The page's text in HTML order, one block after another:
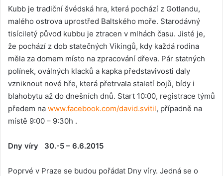
Kubb je tradiční švédská hra, která pochází z Gotlandu,
malého ostrova uprostřed Baltského moře. Starodávný
tisíciletý původ kubbu je ztracen v mlhách času. Jisté je,
že pochází z dob statečných Vikingů, kdy každá rodina
měla za domem místo na zpracování dřeva. Pár statných
polínek, oválných klacků a kapka představivosti daly
vzniknout nové hře, která přetrvala staletí bojů, bídy i
blahobytu až do dnešních dnů. Start 10:00, registrace týmů
předem na www.facebook.com/david.svitil, případně na
místě 9:00 – 9:30h .
Dny víry 30.-5 – 6.6.2015
Poprvé v Praze se budou pořádat Dny víry. Jedná se o